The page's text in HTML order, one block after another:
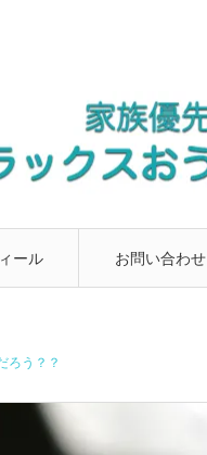
ール お問い合わせ
ろう？？